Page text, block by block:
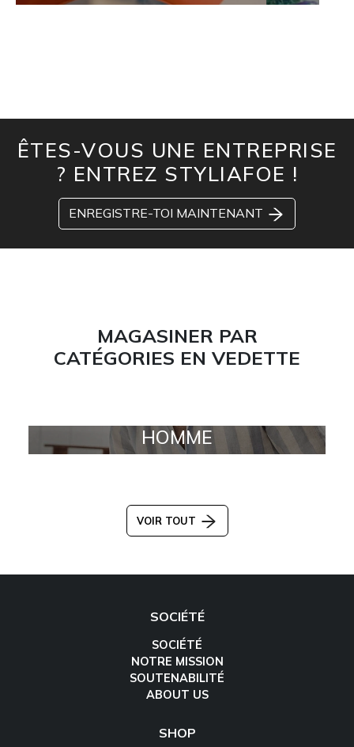
ÊTES-VOUS UNE ENTREPRISE
? ENTREZ STYLIAFOE !
ENREGISTRE-TOI MAINTENANT
MAGASINER PAR
CATÉGORIES EN VEDETTE
HOMME
VOIR TOUT
SOCIÉTÉ
SOCIÉTÉ
NOTRE MISSION
SOUTENABILITÉ
ABOUT US
SHOP